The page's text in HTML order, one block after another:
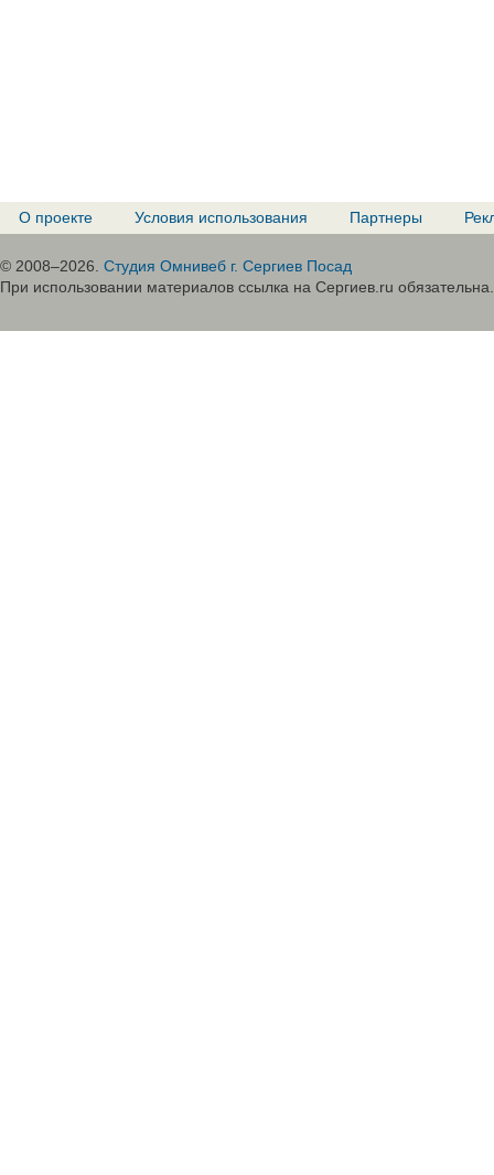
О проекте Условия использования Партнеры
© 2008–2026. Студия Омнивеб г. Сергиев Посад
При использовании материалов ссылка на Сергиев.ru обязательна.